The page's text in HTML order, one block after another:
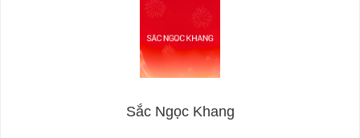
Sắc Ngọc Khang